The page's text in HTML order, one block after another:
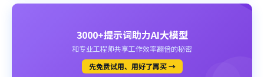
3000+提示词助力AI大模型
和专业工程师共享工作效率翻倍的秘密
先免费试用、用好了再买 →